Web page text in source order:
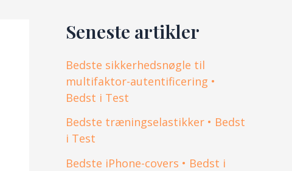
Seneste artikler
Bedste sikkerhedsnøgle til
multifaktor-autentificering •
Bedst i Test
Bedste træningselastikker • Bedst
i Test
Bedste iPhone-covers • Bedst i